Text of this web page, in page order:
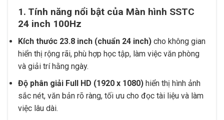
1. Tính năng nổi bật của Màn hình SSTC
24 inch 100Hz
Kích thước 23.8 inch (chuẩn 24 inch) cho không gian
hiển thị rộng rãi, phù hợp học tập, làm việc văn phòng
và giải trí hằng ngày.
Độ phân giải Full HD (1920 x 1080) hiển thị hình ảnh
sắc nét, văn bản rõ ràng, tối ưu cho đọc tài liệu và làm
việc lâu dài.